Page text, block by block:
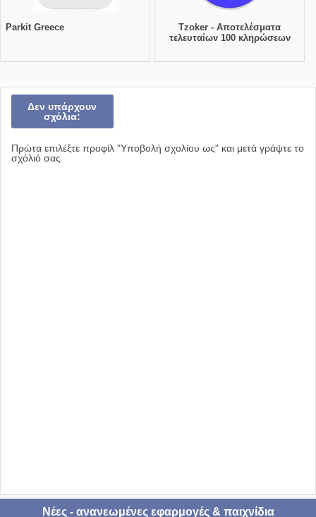
Parkit Greece
Tzoker - Αποτελέσματα
τελευταίων 100 κληρώσεων
Δεν υπάρχουν
σχόλια:
Πρώτα επιλέξτε προφίλ "Υποβολή σχολίου ως" και μετά γράψτε το
σχόλιό σας
Νέες - ανανεωμένες εφαρμογές & παιχνίδια